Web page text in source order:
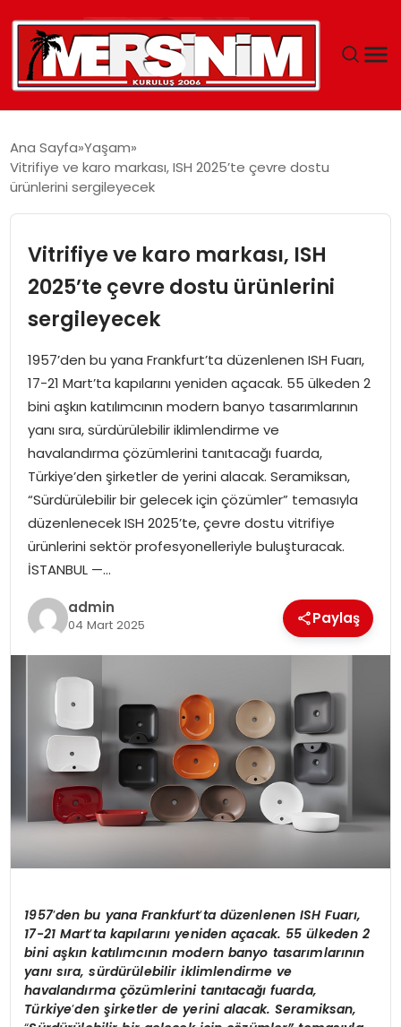
YAŞAM
EĞITIM
SPOR
EKONOMI
MAGAZIN
DÜNYA
OTOMOBIL
Ana Sayfa Yaşam
Vitrifiye ve karo markası, ISH 2025’te çevre dostu
ürünlerini sergileyecek
Vitrifiye ve karo markası, ISH
2025’te çevre dostu ürünlerini
sergileyecek
1957’den bu yana Frankfurt’ta düzenlenen ISH Fuarı,
17-21 Mart’ta kapılarını yeniden açacak. 55 ülkeden 2
bini aşkın katılımcının modern banyo tasarımlarının
yanı sıra, sürdürülebilir iklimlendirme ve
havalandırma çözümlerini tanıtacağı fuarda,
Türkiye’den şirketler de yerini alacak. Seramiksan,
“Sürdürülebilir bir gelecek için çözümler” temasıyla
düzenlenecek ISH 2025’te, çevre dostu vitrifiye
ürünlerini sektör profesyonelleriyle buluşturacak.
İSTANBUL —…
admin
04 Mart 2025 Paylaş
1957’den bu yana Frankfurt’ta düzenlenen ISH Fuarı,
17-21 Mart’ta kapılarını yeniden açacak. 55 ülkeden 2
bini aşkın katılımcının modern banyo tasarımlarının
yanı sıra, sürdürülebilir iklimlendirme ve
havalandırma çözümlerini tanıtacağı fuarda,
Türkiye’den şirketler de yerini alacak. Seramiksan,